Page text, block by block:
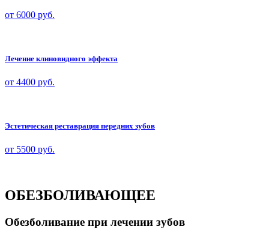
от 6000 руб.
Лечение клиновидного эффекта
от 4400 руб.
Эстетическая реставрация передних зубов
от 5500 руб.
ОБЕЗБОЛИВАЮЩЕЕ
Обезболивание при лечении зубов